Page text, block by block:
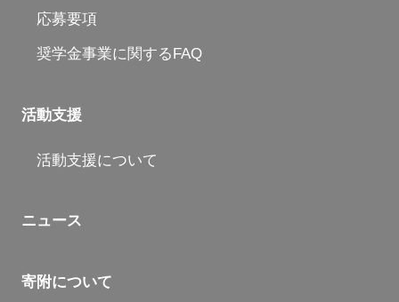
応募要項
奨学金事業に関するFAQ
活動支援
活動支援について
ニュース
寄附について